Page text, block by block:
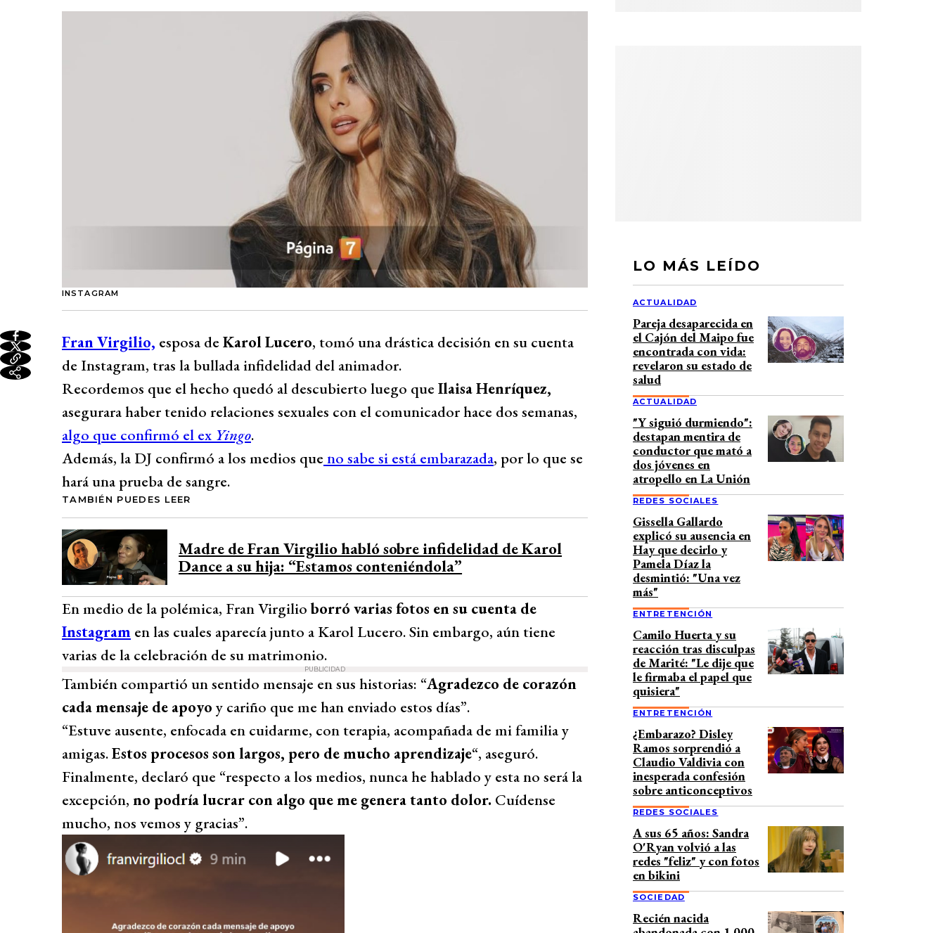
INSTAGRAM
Fran Virgilio, esposa de Karol Lucero, tomó una drástica decisión en su cuenta
de Instagram, tras la bullada infidelidad del animador.
Recordemos que el hecho quedó al descubierto luego que Ilaisa Henríquez,
asegurara haber tenido relaciones sexuales con el comunicador hace dos semanas,
algo que confirmó el ex Yingo.
Además, la DJ confirmó a los medios que no sabe si está embarazada, por lo que se
hará una prueba de sangre.
TAMBIÉN PUEDES LEER
Madre de Fran Virgilio habló sobre infidelidad de Karol
Dance a su hija: “Estamos conteniéndola”
En medio de la polémica, Fran Virgilio borró varias fotos en su cuenta de
Instagram en las cuales aparecía junto a Karol Lucero. Sin embargo, aún tiene
varias de la celebración de su matrimonio.
PUBLICIDAD
También compartió un sentido mensaje en sus historias: “Agradezco de corazón
cada mensaje de apoyo y cariño que me han enviado estos días”.
“Estuve ausente, enfocada en cuidarme, con terapia, acompañada de mi familia y
amigas.Estos procesos son largos, pero de mucho aprendizaje“, aseguró.
Finalmente, declaró que “respecto a los medios, nunca he hablado y esta no será la
excepción, no podría lucrar con algo que me genera tanto dolor. Cuídense
mucho, nos vemos y gracias”.
LO MÁS LEÍDO
ACTUALIDAD
Pareja desaparecida en
el Cajón del Maipo fue
encontrada con vida:
revelaron su estado de
salud
ACTUALIDAD
"Y siguió durmiendo":
destapan mentira de
conductor que mató a
dos jóvenes en
atropello en La Unión
REDES SOCIALES
Gissella Gallardo
explicó su ausencia en
Hay que decirlo y
Pamela Díaz la
desmintió: "Una vez
más"
ENTRETENCIÓN
Camilo Huerta y su
reacción tras disculpas
de Marité: "Le dije que
le firmaba el papel que
quisiera"
ENTRETENCIÓN
¿Embarazo? Disley
Ramos sorprendió a
Claudio Valdivia con
inesperada confesión
sobre anticonceptivos
REDES SOCIALES
A sus 65 años: Sandra
O'Ryan volvió a las
redes "feliz" y con fotos
en bikini
SOCIEDAD
Recién nacida